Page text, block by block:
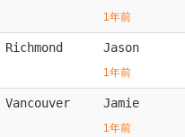
1年前
Richmond Jason
1年前
Vancouver Jamie
1年前